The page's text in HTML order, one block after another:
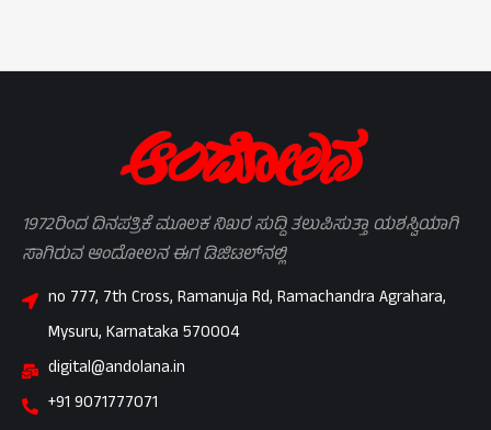
1972ರಿಂದ ದಿನಪತ್ರಿಕೆ ಮೂಲಕ ನಿಖರ ಸುದ್ದಿ ತಲುಪಿಸುತ್ತಾ ಯಶಸ್ವಿಯಾಗಿ
ಸಾಗಿರುವ ಆಂದೋಲನ ಈಗ ಡಿಜಿಟಲ್‌ನಲ್ಲಿ
no 777, 7th Cross, Ramanuja Rd, Ramachandra Agrahara,
Mysuru, Karnataka 570004
digital@andolana.in
+91 9071777071